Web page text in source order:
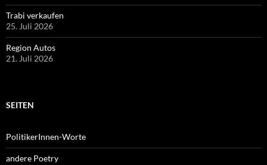
Trabi verkaufen
25. Juli 2026
Region Autos
21. Juli 2026
SEITEN
PolitikerInnen-Worte
andere Poetry